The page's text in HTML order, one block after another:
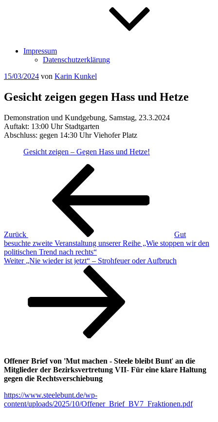
Impressum
Datenschutzerklärung
Veröffentlicht
15/03/2024 von Karin Kunkel
Gesicht zeigen gegen Hass und Hetze
Demonstration und Kundgebung, Samstag, 23.3.2024
Auftakt: 13:00 Uhr Stadtgarten
Abschluss: gegen 14:30 Uhr Viehofer Platz
Gesicht zeigen – Gegen Hass und Hetze!
Beitragsnavigation
Zurück
Gut
besuchte zweite Veranstaltung unserer Reihe „Wie stoppen wir den
politischen Trend nach rechts“
Nächster
Weiter „Nie wieder ist jetzt“ – Strohfeuer oder Aufbruch
Offener Brief von 'Mut machen - Steele bleibt Bunt' an die
Mitglieder der Bezirksvertretung VII- Für eine klare Haltung
gegen die Rechtsverschiebung
https://www.steelebunt.de/wp-
content/uploads/2025/10/Offener_Brief_BV7_Fraktionen.pdf